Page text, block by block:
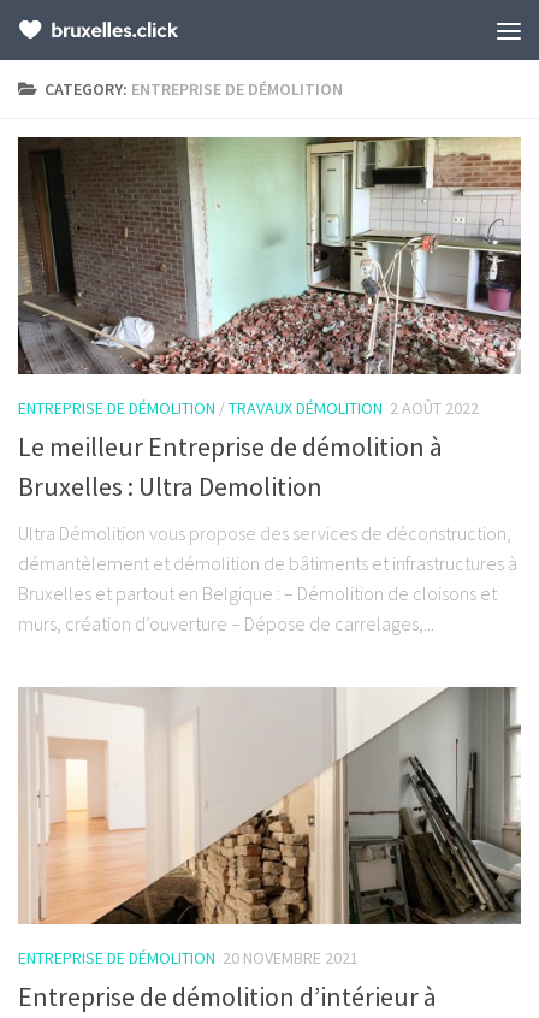
CATEGORY: ENTREPRISE DE DÉMOLITION
ENTREPRISE DE DÉMOLITION /TRAVAUX DÉMOLITION 2 AOÛT 2022
Le meilleur Entreprise de démolition à
Bruxelles : Ultra Demolition
Ultra Démolition vous propose des services de déconstruction,
démantèlement et démolition de bâtiments et infrastructures à
Bruxelles et partout en Belgique : – Démolition de cloisons et
murs, création d’ouverture – Dépose de carrelages,...
ENTREPRISE DE DÉMOLITION 20 NOVEMBRE 2021
Entreprise de démolition d’intérieur à